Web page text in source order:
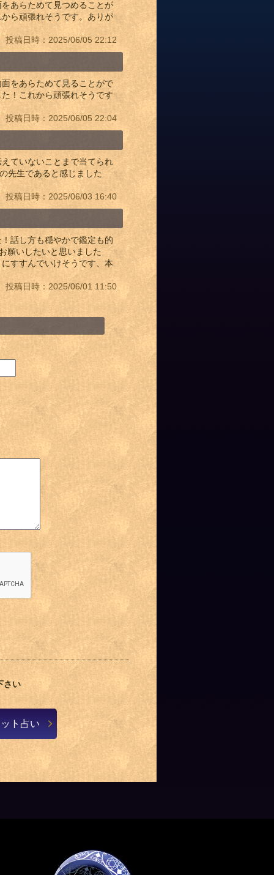
あらためて見つめることが
ら頑張れそうです。ありが
投稿日時：2025/06/05 22:12
をあらためて見ることがで
！これから頑張れそうです
投稿日時：2025/06/05 22:04
ていないことまで当てられ
の先生であると感じました
投稿日時：2025/06/03 16:40
話し方も穏やかで鑑定も的
お願いしたいと思いました
すすんでいけそうです、本
投稿日時：2025/06/01 11:50
さい
ト占い